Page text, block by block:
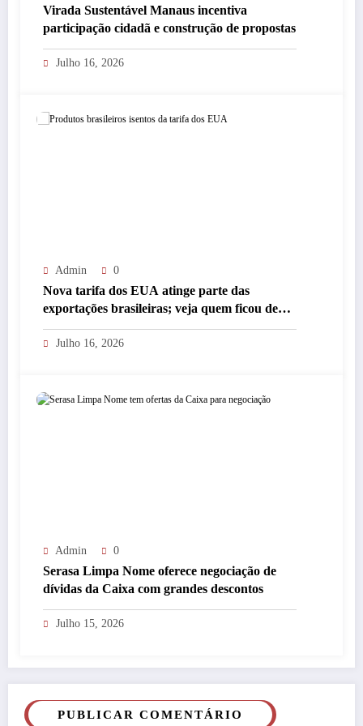
Virada Sustentável Manaus incentiva
participação cidadã e construção de propostas
Julho 16, 2026
Admin 0
Nova tarifa dos EUA atinge parte das
exportações brasileiras; veja quem ficou de
fora
Julho 16, 2026
Admin 0
Serasa Limpa Nome oferece negociação de
dívidas da Caixa com grandes descontos
Julho 15, 2026
PUBLICAR COMENTÁRIO